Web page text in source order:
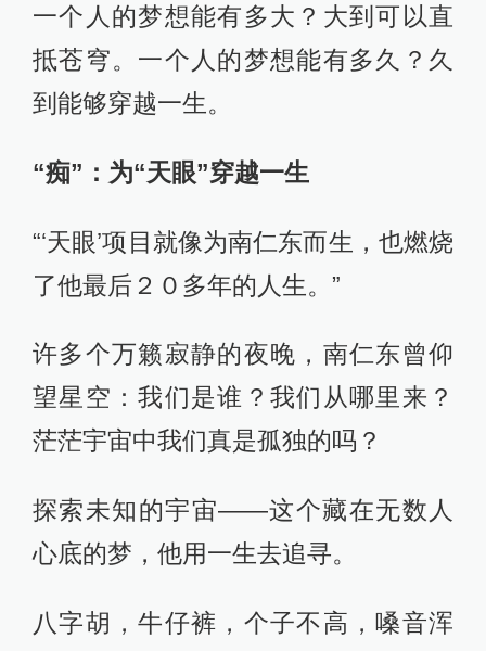
一个人的梦想能有多大？大到可以直
抵苍穹。一个人的梦想能有多久？久
到能够穿越一生。
“痴”：为“天眼”穿越一生
“‘天眼’项目就像为南仁东而生，也燃烧
了他最后２０多年的人生。”
许多个万籁寂静的夜晚，南仁东曾仰
望星空：我们是谁？我们从哪里来？
茫茫宇宙中我们真是孤独的吗？
探索未知的宇宙——这个藏在无数人
心底的梦，他用一生去追寻。
八字胡，牛仔裤，个子不高，嗓音浑